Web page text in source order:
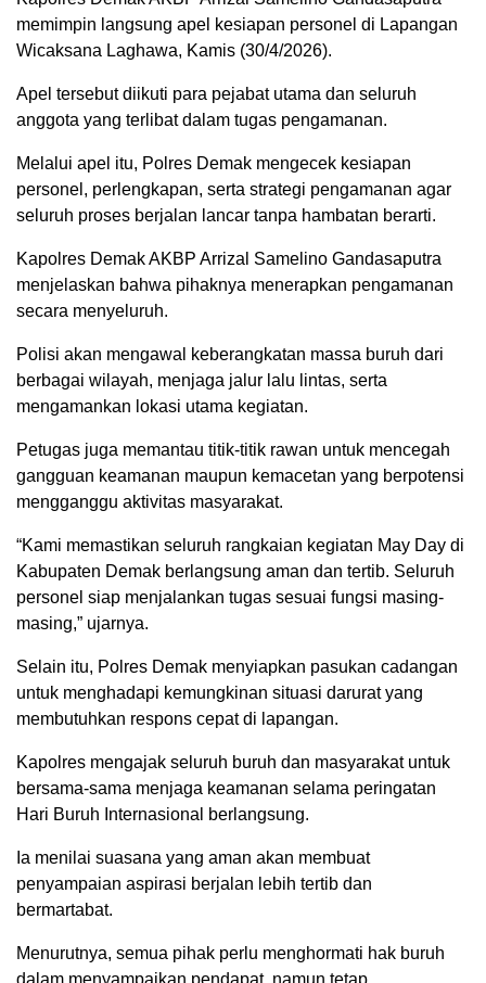
memimpin langsung apel kesiapan personel di Lapangan
Wicaksana Laghawa, Kamis (30/4/2026).
Apel tersebut diikuti para pejabat utama dan seluruh
anggota yang terlibat dalam tugas pengamanan.
Melalui apel itu, Polres Demak mengecek kesiapan
personel, perlengkapan, serta strategi pengamanan agar
seluruh proses berjalan lancar tanpa hambatan berarti.
Kapolres Demak AKBP Arrizal Samelino Gandasaputra
menjelaskan bahwa pihaknya menerapkan pengamanan
secara menyeluruh.
Polisi akan mengawal keberangkatan massa buruh dari
berbagai wilayah, menjaga jalur lalu lintas, serta
mengamankan lokasi utama kegiatan.
Petugas juga memantau titik-titik rawan untuk mencegah
gangguan keamanan maupun kemacetan yang berpotensi
mengganggu aktivitas masyarakat.
“Kami memastikan seluruh rangkaian kegiatan May Day di
Kabupaten Demak berlangsung aman dan tertib. Seluruh
personel siap menjalankan tugas sesuai fungsi masing-
masing,” ujarnya.
Selain itu, Polres Demak menyiapkan pasukan cadangan
untuk menghadapi kemungkinan situasi darurat yang
membutuhkan respons cepat di lapangan.
Kapolres mengajak seluruh buruh dan masyarakat untuk
bersama-sama menjaga keamanan selama peringatan
Hari Buruh Internasional berlangsung.
Ia menilai suasana yang aman akan membuat
penyampaian aspirasi berjalan lebih tertib dan
bermartabat.
Menurutnya, semua pihak perlu menghormati hak buruh